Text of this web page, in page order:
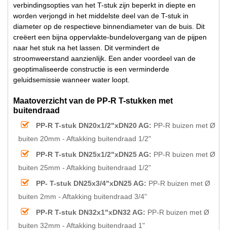
verbindingsopties van het T-stuk zijn beperkt in diepte en
worden verjongd in het middelste deel van de T-stuk in
diameter op de respectieve binnendiameter van de buis. Dit
creëert een bijna oppervlakte-bundelovergang van de pijpen
naar het stuk na het lassen. Dit vermindert de
stroomweerstand aanzienlijk. Een ander voordeel van de
geoptimaliseerde constructie is een verminderde
geluidsemissie wanneer water loopt.
Maatoverzicht van de PP-R T-stukken met
buitendraad
PP-R T-stuk DN20x1/2"xDN20 AG: PP-R buizen met Ø
buiten 20mm - Aftakking buitendraad 1/2"
PP-R T-stuk DN25x1/2"xDN25 AG: PP-R buizen met Ø
buiten 25mm - Aftakking buitendraad 1/2"
PP- T-stuk DN25x3/4"xDN25 AG: PP-R buizen met Ø
buiten 2mm - Aftakking buitendraad 3/4"
PP-R T-stuk DN32x1"xDN32 AG: PP-R buizen met Ø
buiten 32mm - Aftakking buitendraad 1"